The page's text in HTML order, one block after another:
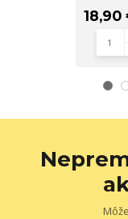
18,90